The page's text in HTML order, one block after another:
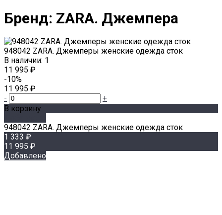
Бренд: ZARA. Джемпера
948042 ZARA. Джемперы женские одежда сток
В наличии: 1
11 995 ₽
-10%
11 995 ₽
-
+
В корзину
948042 ZARA. Джемперы женские одежда сток
1 333 ₽
11 995 ₽
Добавлено